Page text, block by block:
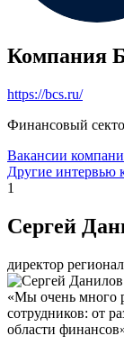
Компания
https://bcs.ru/
Финансовый
Вакансии
Другие интервью
1
Сергей
директор
«Мы очень много
сотрудников: от
области